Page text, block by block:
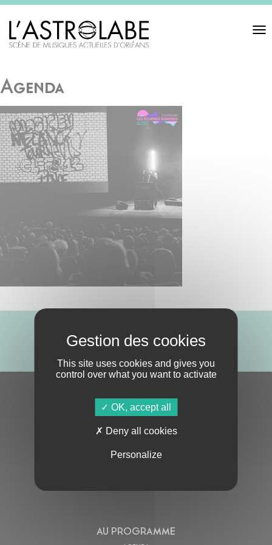
Toggle
Agenda
ABONNE-TOI !
S'ABONNER À LA NEWSLETTER
AU PROGRAMME
This site uses cookies and gives you
control over what you want to activate
OK, accept all
Deny all cookies
Personalize